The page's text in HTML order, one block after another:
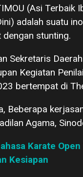
(Asi Terbaik
adalah suatu
stunting.
Sekretaris
Kegiatan
bertempat di
Beberapa
Agama,
Karate
Kesiapan